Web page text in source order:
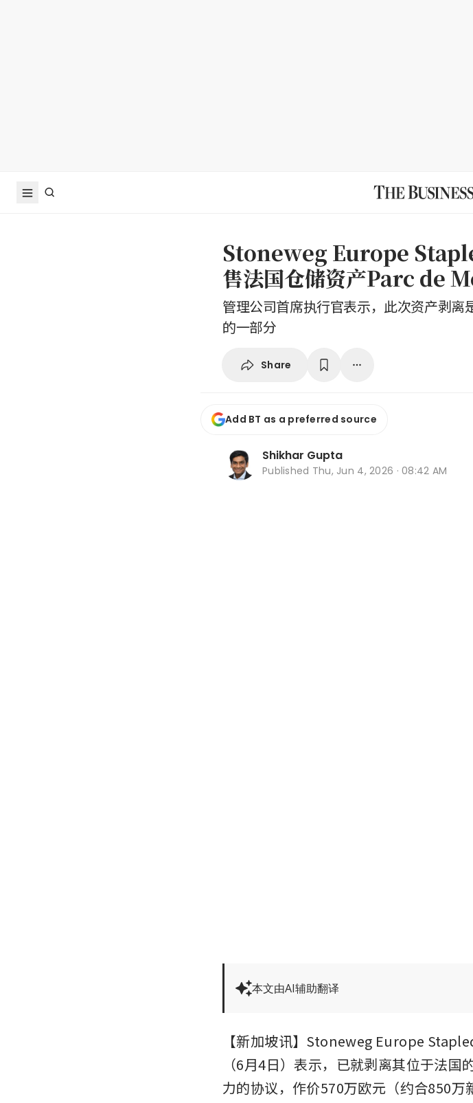
Stoneweg Europe
售法国仓储资产Parc de
管理公司首席执行官表示，此次资产剥
的一部分
Share
Add BT as a preferred source
Shikhar Gupta
Published Thu, Jun 4, 2026 · 08:42 AM
本文由AI辅助翻译
【新加坡讯】Stoneweg Europe
（6月4日）表示，已就剥离其位于法
力的协议，作价570万欧元（约合850万